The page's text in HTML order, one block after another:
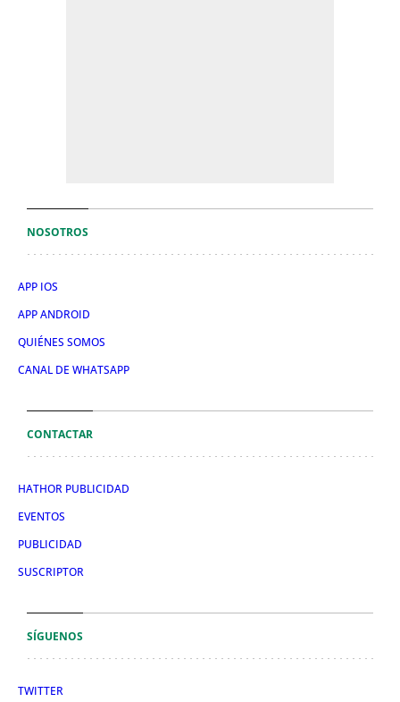
NOSOTROS
APP IOS
APP ANDROID
QUIÉNES SOMOS
CANAL DE WHATSAPP
CONTACTAR
HATHOR PUBLICIDAD
EVENTOS
PUBLICIDAD
SUSCRIPTOR
SÍGUENOS
TWITTER